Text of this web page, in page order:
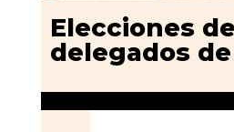
Elecciones de
delegados